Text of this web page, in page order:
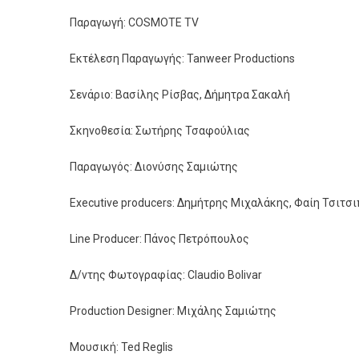
Παραγωγή: COSMOTE TV
Εκτέλεση Παραγωγής: Tanweer Productions
Σενάριο: Βασίλης Ρίσβας, Δήμητρα Σακαλή
Σκηνοθεσία: Σωτήρης Τσαφούλιας
Παραγωγός: Διονύσης Σαμιώτης
Executive producers: Δημήτρης Μιχαλάκης, Φαίη
Line Producer: Πάνος Πετρόπουλος
Δ/ντης Φωτογραφίας: Claudio Bolivar
Production Designer: Μιχάλης Σαμιώτης
Μουσική: Ted Reglis